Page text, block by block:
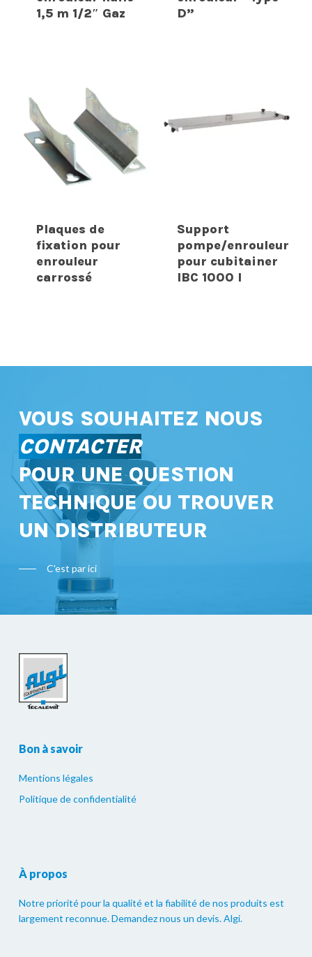
1,5 m 1/2″ Gaz
D”
Plaques de
fixation pour
enrouleur
carrossé
Support
pompe/enrouleur
pour cubitainer
IBC 1000 l
VOUS SOUHAITEZ NOUS
CONTACTER
POUR UNE QUESTION
TECHNIQUE OU TROUVER
UN DISTRIBUTEUR
C'est par ici
Bon à savoir
Mentions légales
Politique de confidentialité
À propos
Notre priorité pour la qualité et la fiabilité de nos produits est
largement reconnue. Demandez nous un devis. Algi.